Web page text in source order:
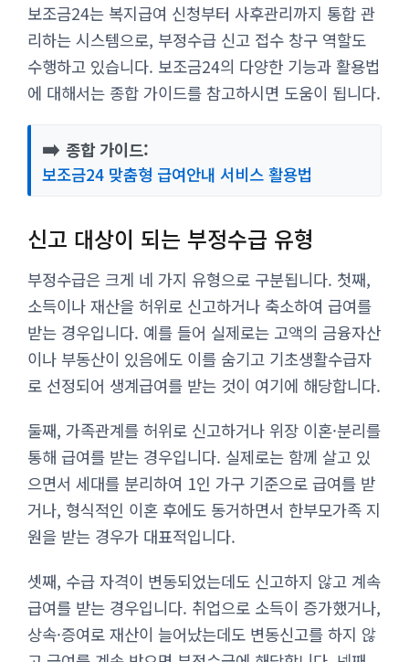
보조금24는 복지급여 신청부터 사후관리까지 통합 관
리하는 시스템으로, 부정수급 신고 접수 창구 역할도
수행하고 있습니다. 보조금24의 다양한 기능과 활용법
에 대해서는 종합 가이드를 참고하시면 도움이 됩니다.
➡️ 종합 가이드:
보조금24 맞춤형 급여안내 서비스 활용법
신고 대상이 되는 부정수급 유형
부정수급은 크게 네 가지 유형으로 구분됩니다. 첫째,
소득이나 재산을 허위로 신고하거나 축소하여 급여를
받는 경우입니다. 예를 들어 실제로는 고액의 금융자산
이나 부동산이 있음에도 이를 숨기고 기초생활수급자
로 선정되어 생계급여를 받는 것이 여기에 해당합니다.
둘째, 가족관계를 허위로 신고하거나 위장 이혼·분리를
통해 급여를 받는 경우입니다. 실제로는 함께 살고 있
으면서 세대를 분리하여 1인 가구 기준으로 급여를 받
거나, 형식적인 이혼 후에도 동거하면서 한부모가족 지
원을 받는 경우가 대표적입니다.
셋째, 수급 자격이 변동되었는데도 신고하지 않고 계속
급여를 받는 경우입니다. 취업으로 소득이 증가했거나,
상속·증여로 재산이 늘어났는데도 변동신고를 하지 않